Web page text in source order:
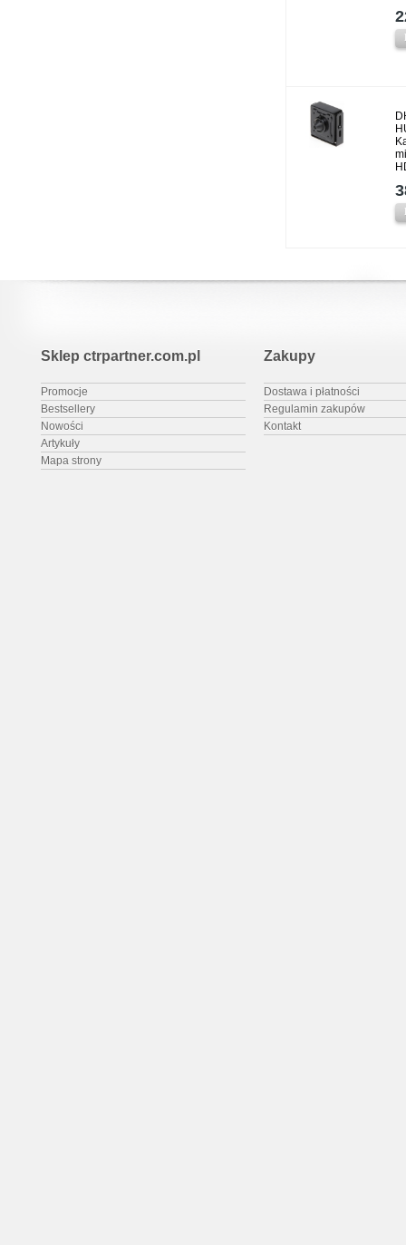
Sklep ctrpartner.com.pl
Promocje
Bestsellery
Nowości
Artykuły
Mapa strony
Zakupy
Dostawa i płatności
Regulamin zakupów
Kontakt